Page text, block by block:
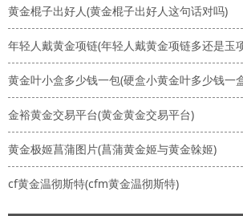
黄金棍子出好人(黄金棍子出好人这句话对吗)
年轻人戴黄金项链(年轻人戴黄金项链多还是玉
黄金叶小盒多少钱一包(硬盒小黄金叶多少钱一
金裕黄金交易平台(黄金黄金交易平台)
黄金极姬菖蒲图片(菖蒲黄金姬与黄金榦姬)
cf黄金温彻斯特(cfm黄金温彻斯特)